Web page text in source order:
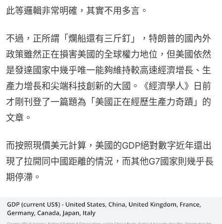
此等邏輯非常明確，其實不用多言。
不過，正所謂「爛船還有三斤釘」，特朗普的國內外
政策雖然正在損害美國的全球權力地位，但美國依然
是發達國家中幾乎唯一能夠維持較高速經濟增長、生
產力增長和尖端科技創新的大國。《經濟學人》日前
才剛刊登了一篇題為「美國正在經歷生產力奇蹟」的
文章。
而按照現價美元計算，美國的GDP絕對數字近年還出
現了拉開同中國距離的情況，而其他G7國家則幾乎長
期停滯。